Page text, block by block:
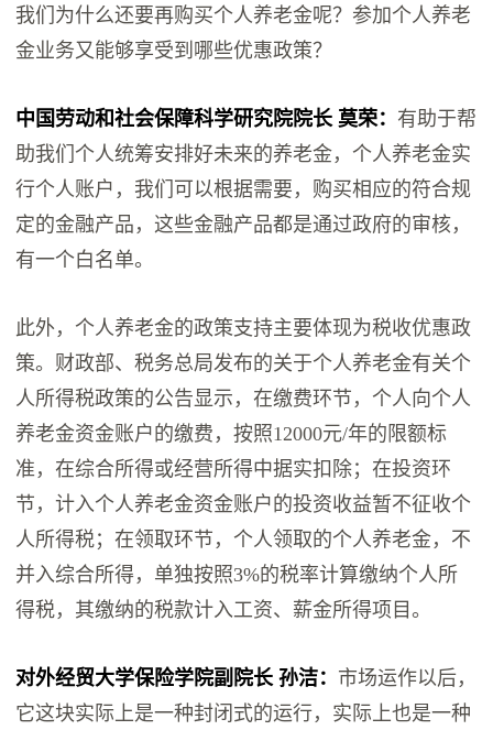
我们为什么还要再购买个人养老金呢？参加个人养老
金业务又能够享受到哪些优惠政策？
中国劳动和社会保障科学研究院院长 莫荣： 有助于帮
助我们个人统筹安排好未来的养老金，个人养老金实
行个人账户，我们可以根据需要，购买相应的符合规
定的金融产品，这些金融产品都是通过政府的审核，
有一个白名单。
此外，个人养老金的政策支持主要体现为税收优惠政
策。财政部、税务总局发布的关于个人养老金有关个
人所得税政策的公告显示，在缴费环节，个人向个人
养老金资金账户的缴费，按照12000元/年的限额标
准，在综合所得或经营所得中据实扣除；在投资环
节，计入个人养老金资金账户的投资收益暂不征收个
人所得税；在领取环节，个人领取的个人养老金，不
并入综合所得，单独按照3%的税率计算缴纳个人所
得税，其缴纳的税款计入工资、薪金所得项目。
对外经贸大学保险学院副院长 孙洁： 市场运作以后，
它这块实际上是一种封闭式的运行，实际上也是一种